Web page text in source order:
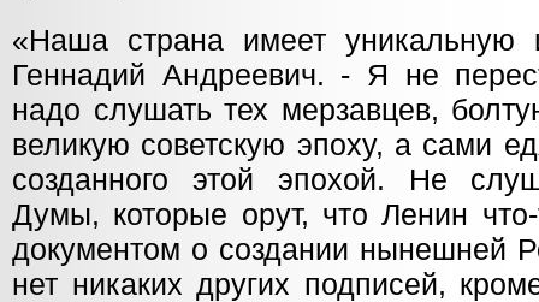
«Наша страна имеет уникальную
Геннадий Андреевич. - Я не
надо слушать тех мерзавцев,
великую советскую эпоху, а сами
созданного этой эпохой. Не
Думы, которые орут, что Ленин
документом о создании нынешней
нет никаких других подписей,